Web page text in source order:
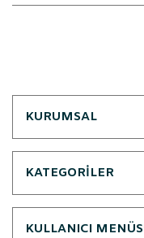
KURUMSAL
KATEGORİLER
KULLANICI